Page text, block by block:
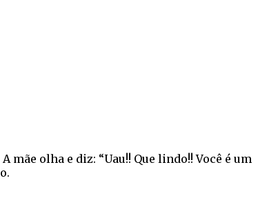
olha e diz: “Uau!! Que lindo!! Você é um